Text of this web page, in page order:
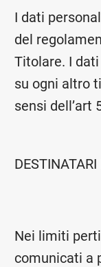
I dati
del
Titolare. I
su ogni altro
sensi dell’art
DESTINATARI
Nei limiti
comunicati a